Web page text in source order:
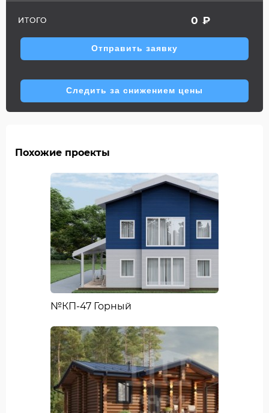
ИТОГО 0 ₽
Отправить заявку
Следить за снижением цены
Похожие проекты
№КП-47 Горный